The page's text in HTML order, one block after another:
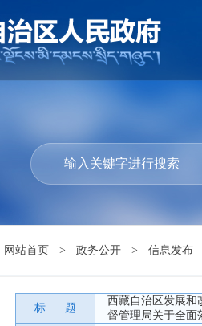
网站首页 > 政务公开 > 信息发布
标 题
西藏自治区发展和
督管理局关于全面